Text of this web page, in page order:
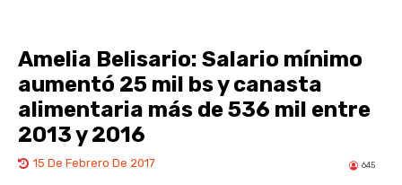
Amelia Belisario: Salario mínimo
aumentó 25 mil bs y canasta
alimentaria más de 536 mil entre
2013 y 2016
15 De Febrero De 2017 645